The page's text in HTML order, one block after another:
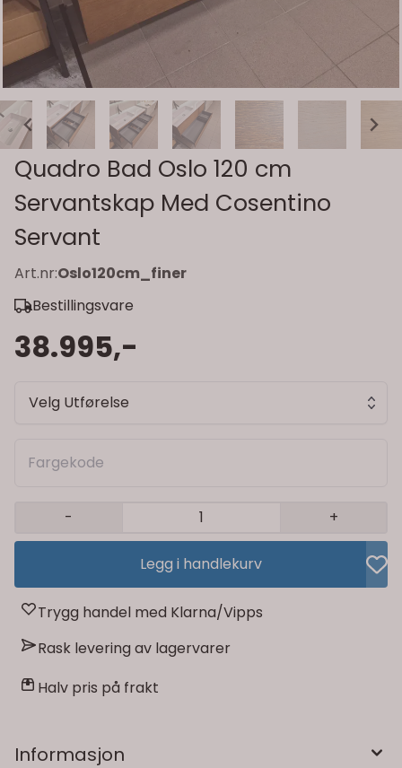
Quadro Bad Oslo 120 cm
Servantskap Med Cosentino
Servant
Art.nr:Oslo120cm_finer
Bestillingsvare
38.995,-
Velg Utførelse
- +
Legg i handlekurv
Trygg handel med Klarna/Vipps
Rask levering av lagervarer
Halv pris på frakt
Informasjon